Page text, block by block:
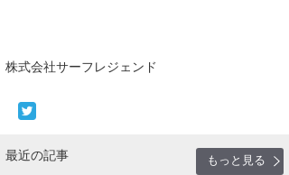
株式会社サーフレジェンド
最近の記事
もっと見る
大野”MAR”修聖
H